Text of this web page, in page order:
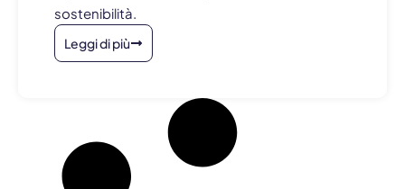
sostenibilità.
Leggi di più